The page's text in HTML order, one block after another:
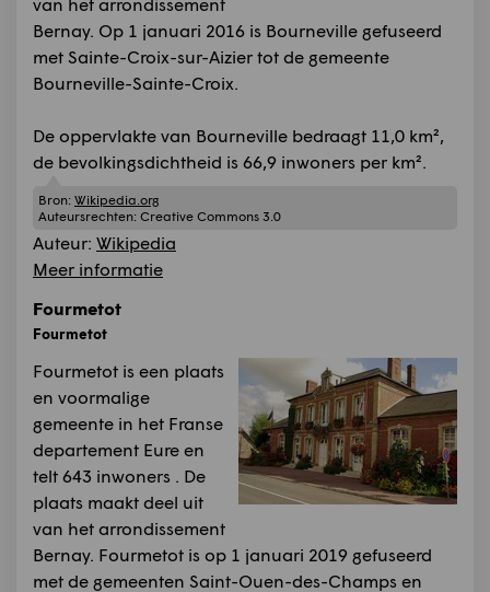
Bernay. Op 1 januari 2016 is Bourneville gefuseerd
met Sainte-Croix-sur-Aizier tot de gemeente
Bourneville-Sainte-Croix.
De oppervlakte van Bourneville bedraagt 11,0 km²,
de bevolkingsdichtheid is 66,9 inwoners per km².
Bron: Wikipedia.org
Auteursrechten: Creative Commons 3.0
Auteur: Wikipedia
Meer informatie
Fourmetot
Fourmetot
Fourmetot is een plaats
en voormalige
gemeente in het Franse
departement Eure en
telt 643 inwoners . De
plaats maakt deel uit
van het arrondissement
Bernay. Fourmetot is op 1 januari 2019 gefuseerd
met de gemeenten Saint-Ouen-des-Champs en